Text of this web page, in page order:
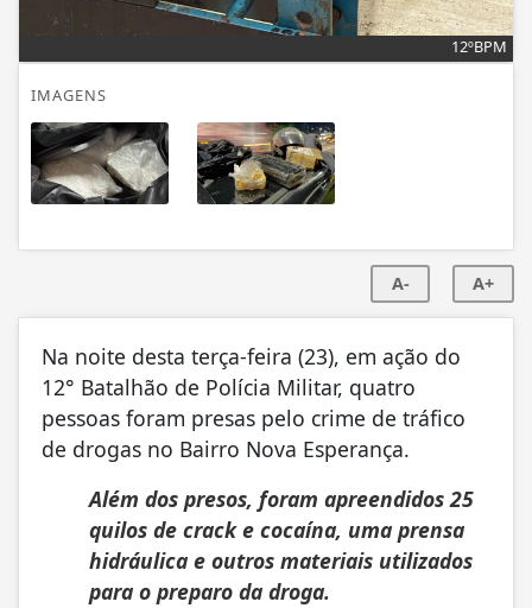
12ºBPM
IMAGENS
A- A+
Na noite desta terça-feira (23), em ação do
12° Batalhão de Polícia Militar, quatro
pessoas foram presas pelo crime de tráfico
de drogas no Bairro Nova Esperança.
Além dos presos, foram apreendidos 25
quilos de crack e cocaína, uma prensa
hidráulica e outros materiais utilizados
para o preparo da droga.